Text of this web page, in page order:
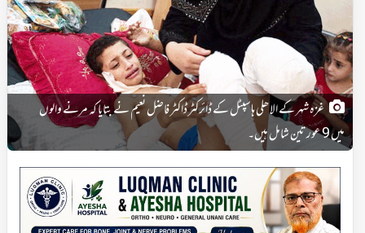
غزہ شہر کے الاھلی ہاسپٹل کے ڈائرکٹر ڈاکٹر فاضل نعیم نے بتایا کہ مرنے والوں
میں 9 عورتین شامل ہیں۔